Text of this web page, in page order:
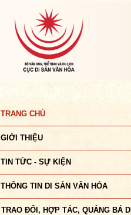
TRANG CHỦ
GIỚI THIỆU
TIN TỨC - SỰ KIỆN
THÔNG TIN DI SẢN VĂN HÓA
TRAO ĐỔI, HỢP TÁC, QUẢNG BÁ DI